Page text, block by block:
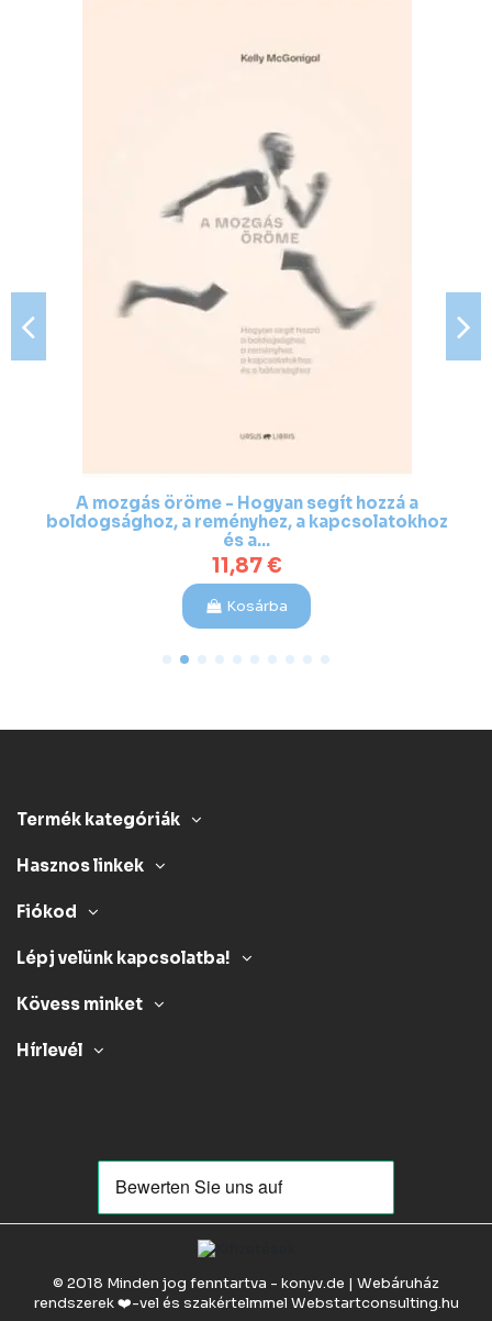
A mozgás öröme - Hogyan segít hozzá a
boldogsághoz, a reményhez, a kapcsolatokhoz
és a...
11,87 €
Kosárba
Termék kategóriák
Hasznos linkek
Fiókod
Lépj velünk kapcsolatba!
Kövess minket
Hírlevél
© 2018 Minden jog fenntartva - konyv.de | Webáruház
rendszerek ❤️-vel és szakértelmmel Webstartconsulting.hu